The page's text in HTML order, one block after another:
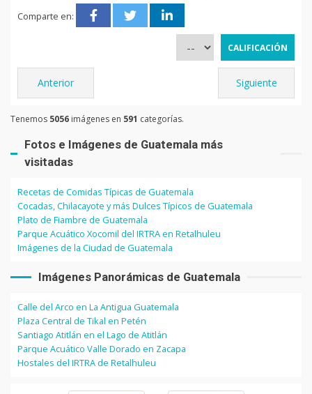
Comparte en:
Anterior Siguiente
Tenemos 5056 imágenes en 591 categorías.
Fotos e Imágenes de Guatemala más
visitadas
Recetas de Comidas Típicas de Guatemala
Cocadas, Chilacayote y más Dulces Típicos de Guatemala
Plato de Fiambre de Guatemala
Parque Acuático Xocomil del IRTRA en Retalhuleu
Imágenes de la Ciudad de Guatemala
Imágenes Panorámicas de Guatemala
Calle del Arco en La Antigua Guatemala
Plaza Central de Tikal en Petén
Santiago Atitlán en el Lago de Atitlán
Parque Acuático Valle Dorado en Zacapa
Hostales del IRTRA de Retalhuleu